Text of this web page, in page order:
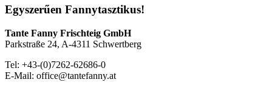
Egyszerűen Fannytasztikus!
Tante Fanny Frischteig GmbH
Parkstraße 24, A-4311 Schwertberg
Tel: +43-(0)7262-62686-0
E-Mail: office@tantefanny.at